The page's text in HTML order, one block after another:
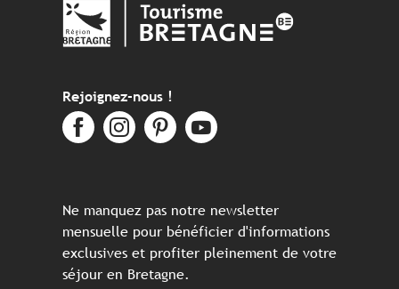
Rejoignez-nous !
Ne manquez pas notre newsletter
mensuelle pour bénéficier d'informations
exclusives et profiter pleinement de votre
séjour en Bretagne.